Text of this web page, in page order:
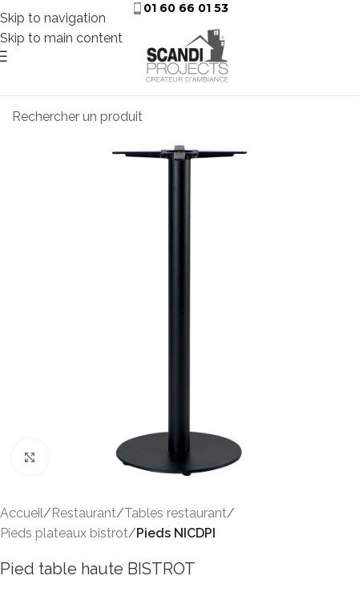
Skip to navigation
Skip to main content
01 60 66 01 53
Click to enlarge
Accueil Restaurant Tables restaurant
Pieds plateaux bistrot Pieds NICDPI
Pied table haute BISTROT